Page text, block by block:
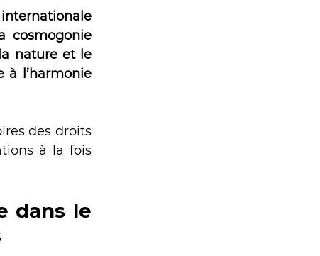
l'Europe
Garonne
cosmogonie
nature et le
à l’harmonie
des droits
à la fois
dans le